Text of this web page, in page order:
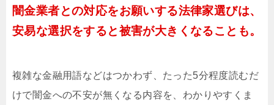
闇金業者との対応をお願いする法律家選びは、
安易な選択をすると被害が大きくなることも。
複雑な金融用語などはつかわず、たった5分程度読むだ
けで闇金への不安が無くなる内容を、わかりやすくま